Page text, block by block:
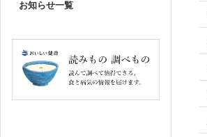
お知らせ一覧